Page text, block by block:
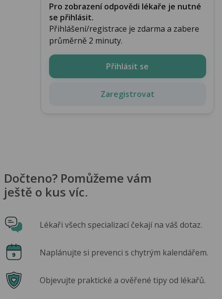
Pro zobrazení odpovědi lékaře je nutné
se přihlásit.
Přihlášení/registrace je zdarma a zabere
průměrně 2 minuty.
Přihlásit se
Zaregistrovat
Dočteno? Pomůžeme vám
ještě o kus víc.
Lékaři všech specializací čekají na váš dotaz.
Naplánujte si prevenci s chytrým kalendářem.
Objevujte praktické a ověřené tipy od lékařů.